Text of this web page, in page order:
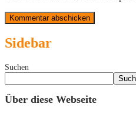
Sidebar
Suchen
Über diese Webseite